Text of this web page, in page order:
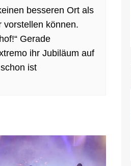
besseren Ort als
vorstellen können.
Gerade
ihr Jubiläum auf
ist